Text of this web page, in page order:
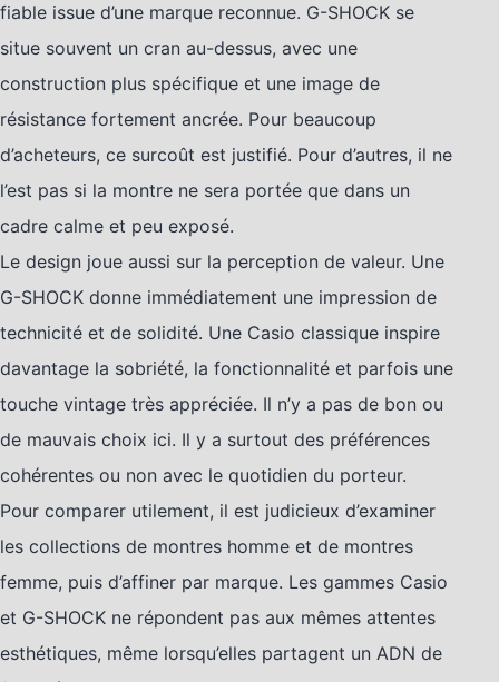
fiable issue d’une marque reconnue. G-SHOCK se
situe souvent un cran au-dessus, avec une
construction plus spécifique et une image de
résistance fortement ancrée. Pour beaucoup
d’acheteurs, ce surcoût est justifié. Pour d’autres, il ne
l’est pas si la montre ne sera portée que dans un
cadre calme et peu exposé.
Le design joue aussi sur la perception de valeur. Une
G-SHOCK donne immédiatement une impression de
technicité et de solidité. Une Casio classique inspire
davantage la sobriété, la fonctionnalité et parfois une
touche vintage très appréciée. Il n’y a pas de bon ou
de mauvais choix ici. Il y a surtout des préférences
cohérentes ou non avec le quotidien du porteur.
Pour comparer utilement, il est judicieux d’examiner
les collections de montres homme et de montres
femme, puis d’affiner par marque. Les gammes Casio
et G-SHOCK ne répondent pas aux mêmes attentes
esthétiques, même lorsqu’elles partagent un ADN de